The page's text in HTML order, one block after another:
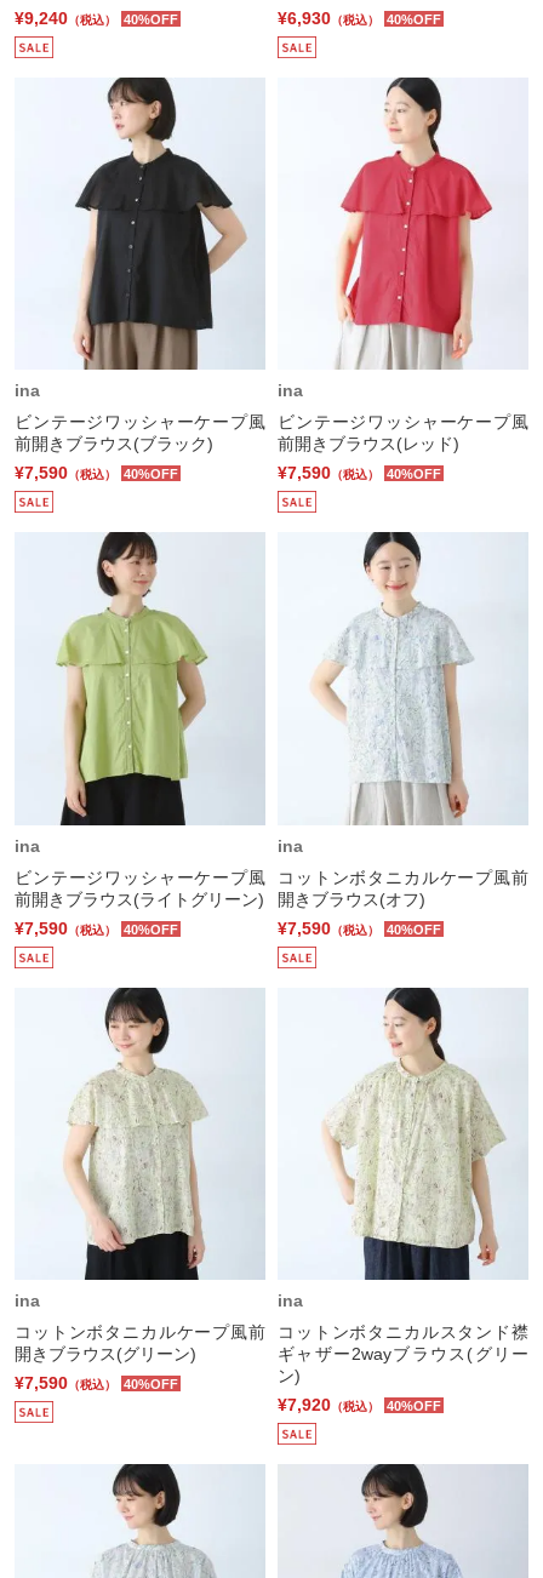
¥9,240 （税込） 40%OFF
¥6,930 （税込） 40%OFF
ina
ビンテージワッシャーケープ風
前開きブラウス(ブラック)
¥7,590 （税込） 40%OFF
ina
ビンテージワッシャーケープ風
前開きブラウス(レッド)
¥7,590 （税込） 40%OFF
ina
ビンテージワッシャーケープ風
前開きブラウス(ライトグリーン)
¥7,590 （税込） 40%OFF
ina
コットンボタニカルケープ風前
開きブラウス(オフ)
¥7,590 （税込） 40%OFF
ina
コットンボタニカルケープ風前
開きブラウス(グリーン)
¥7,590 （税込） 40%OFF
ina
コットンボタニカルスタンド襟
ギャザー2wayブラウス(グリー
ン)
¥7,920 （税込） 40%OFF